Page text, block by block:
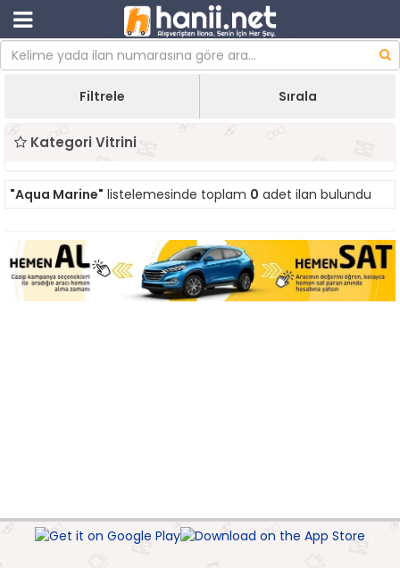
Filtrele Sırala
Kategori Vitrini
"Aqua Marine" listelemesinde toplam 0 adet ilan bulundu